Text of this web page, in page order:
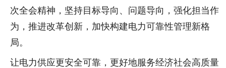
次全会精神，坚持目标导向、问题导向，强化担当作
为，推进改革创新，加快构建电力可靠性管理新格
局。
让电力供应更安全可靠，更好地服务经济社会高质量